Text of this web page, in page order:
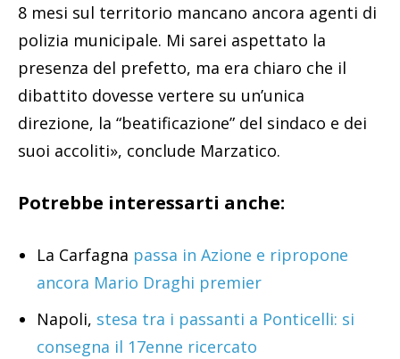
8 mesi sul territorio mancano ancora agenti di
polizia municipale. Mi sarei aspettato la
presenza del prefetto, ma era chiaro che il
dibattito dovesse vertere su un’unica
direzione, la “beatificazione” del sindaco e dei
suoi accoliti», conclude Marzatico.
Potrebbe interessarti anche:
La Carfagna passa in Azione e ripropone
ancora Mario Draghi premier
Napoli, stesa tra i passanti a Ponticelli: si
consegna il 17enne ricercato